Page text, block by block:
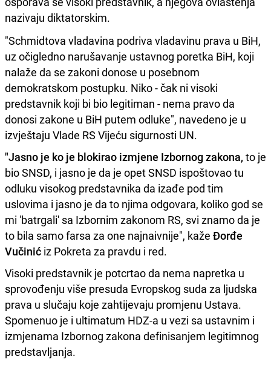
nazivaju diktatorskim.
"Schmidtova vladavina podriva vladavinu prava u BiH,
uz očigledno narušavanje ustavnog poretka BiH, koji
nalaže da se zakoni donose u posebnom
demokratskom postupku. Niko - čak ni visoki
predstavnik koji bi bio legitiman - nema pravo da
donosi zakone u BiH putem odluke", navedeno je u
izvještaju Vlade RS Vijeću sigurnosti UN.
"Jasno je ko je blokirao izmjene Izbornog zakona, to je
bio SNSD, i jasno je da je opet SNSD ispoštovao tu
odluku visokog predstavnika da izađe pod tim
uslovima i jasno je da to njima odgovara, koliko god se
mi 'batrgali' sa Izbornim zakonom RS, svi znamo da je
to bila samo farsa za one najnaivnije", kaže Đorđe
Vučinić iz Pokreta za pravdu i red.
Visoki predstavnik je potcrtao da nema napretka u
sprovođenju više presuda Evropskog suda za ljudska
prava u slučaju koje zahtijevaju promjenu Ustava.
Spomenuo je i ultimatum HDZ-a u vezi sa ustavnim i
izmjenama Izbornog zakona definisanjem legitimnog
predstavljanja.